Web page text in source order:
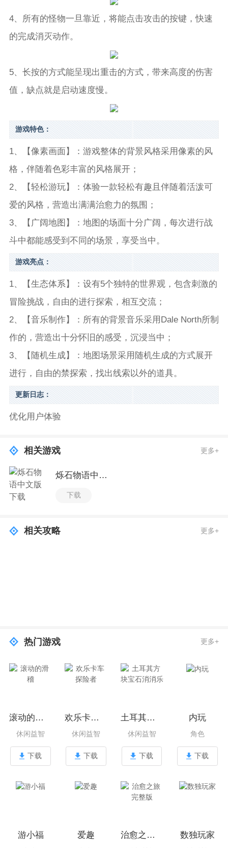
4、所有的怪物一旦靠近，将能点击攻击的按键，快速
的完成消灭动作。
5、长按的方式能呈现出重击的方式，带来高度的伤害
值，缺点就是启动速度慢。
游戏特色：
1、【像素画面】：游戏整体的背景风格采用像素的风
格，伴随着色彩丰富的风格展开；
2、【轻松游玩】：体验一款轻松有趣且伴随着活泼可
爱的风格，营造出满满治愈力的氛围；
3、【广阔地图】：地图的场面十分广阔，每次进行战
斗中都能感受到不同的场景，享受当中。
游戏亮点：
1、【生态体系】：设有5个独特的世界观，包含刺激的
冒险挑战，自由的进行探索，相互交流；
2、【音乐制作】：所有的背景音乐采用Dale North所制
作的，营造出十分怀旧的感受，沉浸当中；
3、【随机生成】：地图场景采用随机生成的方式展开
进行，自由的禁探索，找出线索以外的道具。
更新日志：
优化用户体验
相关游戏 更多+
烁石物语中文版下载
下载
相关攻略 更多+
热门游戏 更多+
滚动的滑稽
休闲益智
下载
欢乐卡车探险者
休闲益智
下载
土耳其方块宝石消消乐
休闲益智
下载
内玩
角色
下载
游小福 爱趣 治愈之旅完整版 数独玩家